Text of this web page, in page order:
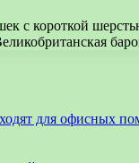
с короткой
для офисных